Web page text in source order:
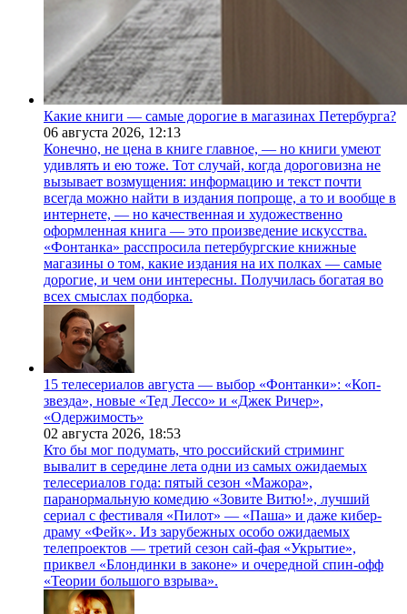
Какие книги — самые дорогие в магазинах Петербурга?
06 августа 2026, 12:13
Конечно, не цена в книге главное, — но книги умеют
удивлять и ею тоже. Тот случай, когда дороговизна не
вызывает возмущения: информацию и текст почти
всегда можно найти в издания попроще, а то и вообще в
интернете, — но качественная и художественно
оформленная книга — это произведение искусства.
«Фонтанка» расспросила петербургские книжные
магазины о том, какие издания на их полках — самые
дорогие, и чем они интересны. Получилась богатая во
всех смыслах подборка.
15 телесериалов августа — выбор «Фонтанки»: «Коп-
звезда», новые «Тед Лессо» и «Джек Ричер»,
«Одержимость»
02 августа 2026, 18:53
Кто бы мог подумать, что российский стриминг
вывалит в середине лета одни из самых ожидаемых
телесериалов года: пятый сезон «Мажора»,
паранормальную комедию «Зовите Витю!», лучший
сериал с фестиваля «Пилот» — «Паша» и даже кибер-
драму «Фейк». Из зарубежных особо ожидаемых
телепроектов — третий сезон сай-фая «Укрытие»,
приквел «Блондинки в законе» и очередной спин-офф
«Теории большого взрыва».